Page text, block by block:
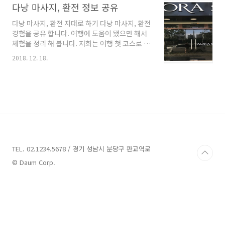
라면서 괜히 여행 프로그램도 한번 더 살펴보고
그랬는데 계속 보다보니까 너무 가고싶어지는 거
있죠 ㅋㅋ 정말 저기 가면 몸도 마음도 편안하게
휴양할 수 있겠다는 생각도 들더라구요. 해서 친
구랑 다음 여행지로 다낭을 정한 다음준비를 했
었네요 다낭을 처음 도착하는 순간 맑은 공기가
다낭 마사지, 환전 정보 공유
다낭 마사지, 환전 지대로 하기 다낭 마사지, 환전
경험을 공유 합니다. 여행에 도움이 됐으면 해서
체험을 정리 해 봅니다. 저희는 여행 첫 코스로 인
천공항 면세점을 평정한 뒤, 썩은 귤색의 제주항
공을 타고 다낭에 도착 먼저 호텔에 가서 짐을 풀
많이 추천을 받는 거 같습니다. 다낭은 세계 6대
해변으로 선정된 아름다운 미케비치를 가지고 있
습니다. 해서 예전에는 조용한 괜찮은 휴양지에
2018. 12. 18.
TEL. 02.1234.5678 / 경기 성남시 분당구 판교역로
© Daum Corp.